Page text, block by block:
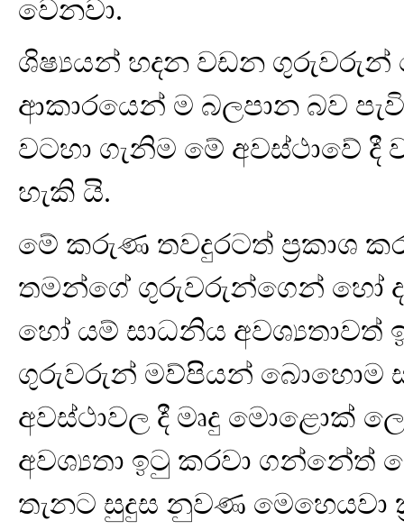
වෙනවා.
ශිෂ්‍යයන් හදන වඩන ගුරුවරුන්
ආකාරයෙන් ම බලපාන බව
වටහා ගැනිම මේ අවස්ථාවේ දී
හැකි යි.
මේ කරුණ තවදුරටත් ප්‍රකාශ
තමන්ගේ ගුරුවරුන්ගෙන් හෝ
හෝ යම් සාධනිය අවශ්‍යතාවත්
ගුරුවරුන් මව්පියන් බොහොම
අවස්ථාවල දී මෘදු මොළොක්
අවශ්‍යතා ඉටු කරවා
තැනට සුදුස නුවණ මෙහෙයවා